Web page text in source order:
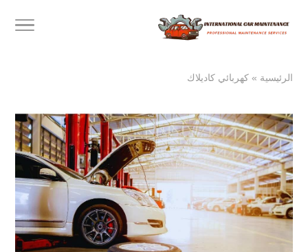
الرئيسية » كهربائي كاديلاك